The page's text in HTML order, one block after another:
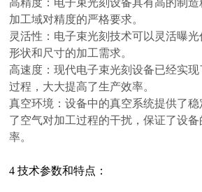
高精度：电子束光刻设备具有高的制
加工域对精度的严格要求。
灵活性：电子束光刻技术可以灵活曝
形状和尺寸的加工需求。
高速度：现代电子束光刻设备已经实
过程，大大提高了生产效率。
真空环境：设备中的真空系统提供了
了空气对加工过程的干扰，保证了设
率。
4技术参数和特点：